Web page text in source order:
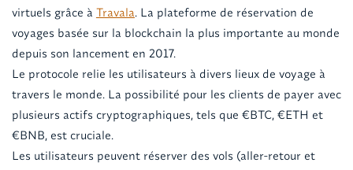
virtuels grâce à Travala. La plateforme de réservation de
voyages basée sur la blockchain la plus importante au monde
depuis son lancement en 2017.
Le protocole relie les utilisateurs à divers lieux de voyage à
travers le monde. La possibilité pour les clients de payer avec
plusieurs actifs cryptographiques, tels que €BTC, €ETH et
€BNB, est cruciale.
Les utilisateurs peuvent réserver des vols (aller-retour et